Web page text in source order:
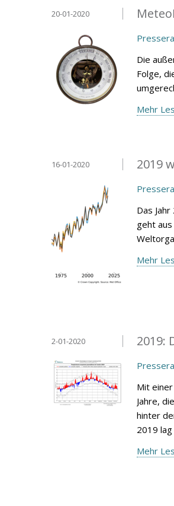
20-01-2020
Die
Folge,
Mehr
2019
16-01-2020
Das
geht
Mehr
2019:
2-01-2020
Mit
Jahre,
hinter
2019
Mehr